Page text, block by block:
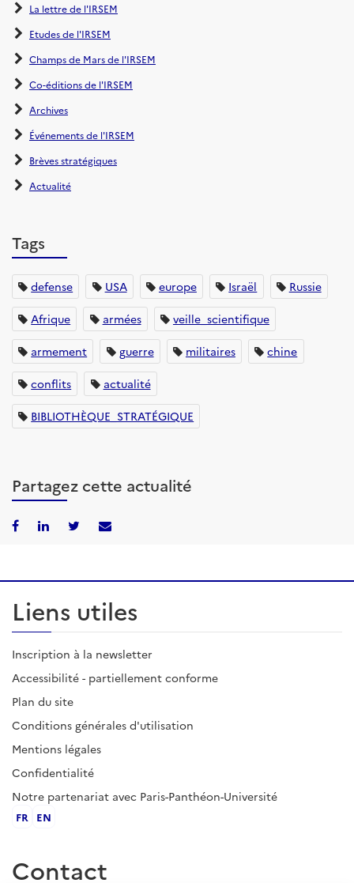
La lettre de l'IRSEM
Etudes de l'IRSEM
Champs de Mars de l'IRSEM
Co-éditions de l'IRSEM
Archives
Événements de l'IRSEM
Brèves stratégiques
Actualité
Tags
defense USA europe Israël Russie
Afrique armées veille_scientifique
armement guerre militaires chine
conflits actualité
BIBLIOTHÈQUE_STRATÉGIQUE
Partagez cette actualité
Liens utiles
Inscription à la newsletter
Accessibilité - partiellement conforme
Plan du site
Conditions générales d'utilisation
Mentions légales
Confidentialité
Notre partenariat avec Paris-Panthéon-Université
FR EN
Contact